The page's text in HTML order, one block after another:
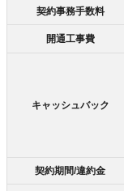
契約事務手数料
開通工事費
キャッシュバック
契約期間/違約金